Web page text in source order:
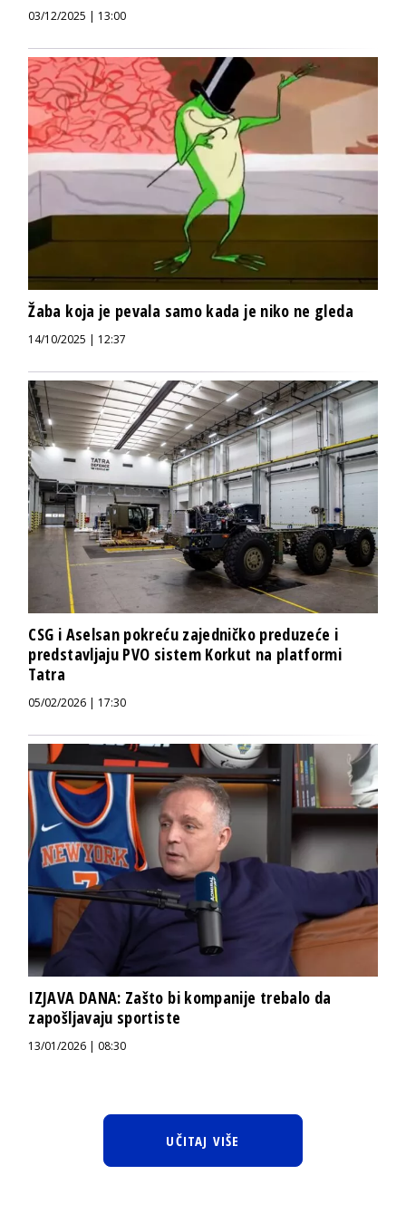
03/12/2025 | 13:00
Žaba koja je pevala samo kada je niko ne gleda
14/10/2025 | 12:37
CSG i Aselsan pokreću zajedničko preduzeće i
predstavljaju PVO sistem Korkut na platformi
Tatra
05/02/2026 | 17:30
IZJAVA DANA: Zašto bi kompanije trebalo da
zapošljavaju sportiste
13/01/2026 | 08:30
UČITAJ VIŠE